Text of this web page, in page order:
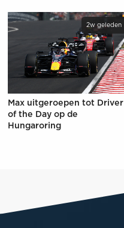
2w geleden
Max uitgeroepen tot Driver
of the Day op de
Hungaroring